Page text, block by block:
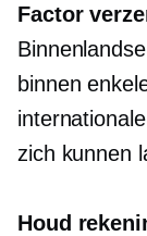
Factor
binnen
zich kunnen
Houd